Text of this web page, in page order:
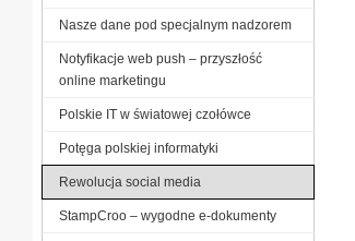
Nasze dane pod specjalnym nadzorem
Notyfikacje web push – przyszłość
online marketingu
Polskie IT w światowej czołówce
Potęga polskiej informatyki
Rewolucja social media
StampCroo – wygodne e-dokumenty